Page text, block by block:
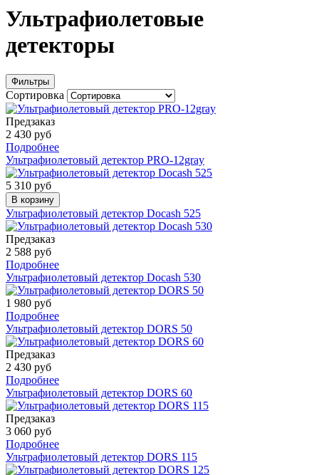
Ультрафиолетовые
детекторы
Фильтры
Сортировка
Предзаказ
2 430 руб
Подробнее
Ультрафиолетовый детектор PRO-12gray
5 310 руб
В корзину
Ультрафиолетовый детектор Docash 525
Предзаказ
2 588 руб
Подробнее
Ультрафиолетовый детектор Docash 530
1 980 руб
Подробнее
Ультрафиолетовый детектор DORS 50
Предзаказ
2 430 руб
Подробнее
Ультрафиолетовый детектор DORS 60
Предзаказ
3 060 руб
Подробнее
Ультрафиолетовый детектор DORS 115